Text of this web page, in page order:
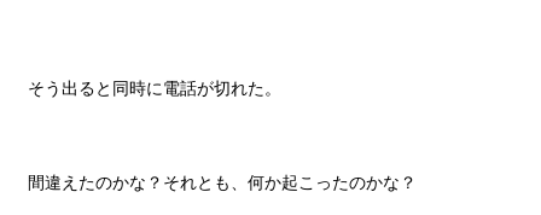
そう出ると同時に電話が切れた。
間違えたのかな？それとも、何か起こったのかな？